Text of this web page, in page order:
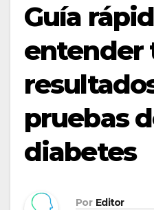
Guía
entender
pruebas
diabetes
Por Editor